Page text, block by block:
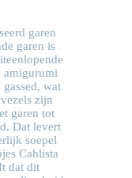
garen
garen is
amigurumi
wat
zijn
garen tot
Dat levert
soepel
Cahlista
dat dit